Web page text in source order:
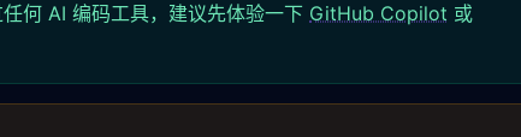
何 AI 编码工具，建议先体验一下 GitHub Copilot 或